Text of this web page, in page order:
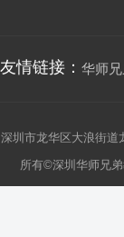
友情链接： 华师
深圳市龙华区大浪街
所有©深圳华师兄